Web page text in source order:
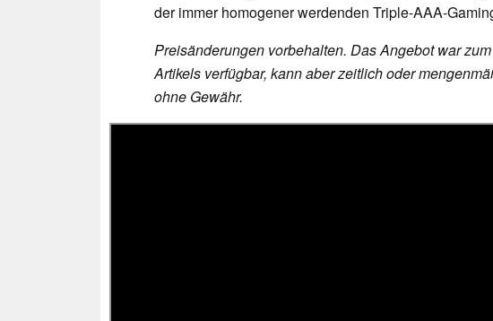
der immer homogener werdenden Triple-AAA-
Preisänderungen vorbehalten. Das Angebot war
Artikels verfügbar, kann aber zeitlich oder
ohne Gewähr.